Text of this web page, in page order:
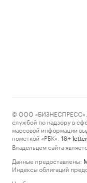
© ООО «БИЗНЕСПРЕСС»,
службой по надзору в
массовой информации
пометкой «РБК».
18+
Владельцем сайта
Данные предоставлены:
Индексы облигаций